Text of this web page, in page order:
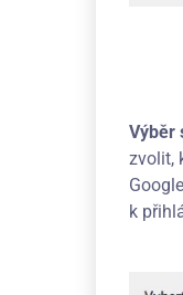
Výběr
zvolit,
k